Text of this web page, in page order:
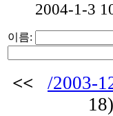
2004-1-3
이름:
<< /2003-
18)